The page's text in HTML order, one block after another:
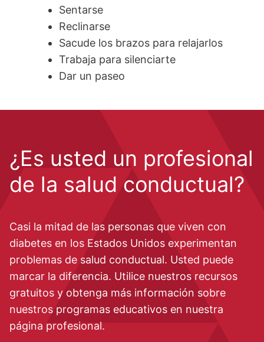
Sentarse
Reclinarse
Sacude los brazos para relajarlos
Trabaja para silenciarte
Dar un paseo
¿Es usted un profesional
de la salud conductual?
Casi la mitad de las personas que viven con
diabetes en los Estados Unidos experimentan
problemas de salud conductual. Usted puede
marcar la diferencia. Utilice nuestros recursos
gratuitos y obtenga más información sobre
nuestros programas educativos en nuestra
página profesional.